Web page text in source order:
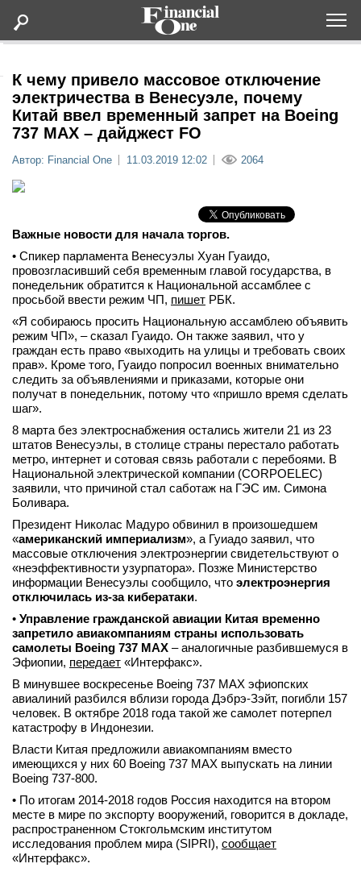
Статьи
Дайджесты
Мероприятия
Новости
Интервью
вконтакте
телеграм
Стать автором
Вход
К чему привело массовое отключение
электричества в Венесуэле, почему
Китай ввел временный запрет на Boeing
737 MАХ – дайджест FO
Автор: Financial One 11.03.2019 12:02 2064
Важные новости для начала торгов.
• Спикер парламента Венесуэлы Хуан Гуаидо,
провозгласивший себя временным главой государства, в
понедельник обратится к Национальной ассамблее с
просьбой ввести режим ЧП, пишет РБК.
«Я собираюсь просить Национальную ассамблею объявить
режим ЧП», – сказал Гуаидо. Он также заявил, что у
граждан есть право «выходить на улицы и требовать своих
прав». Кроме того, Гуаидо попросил военных внимательно
следить за объявлениями и приказами, которые они
получат в понедельник, потому что «пришло время сделать
шаг».
8 марта без электроснабжения остались жители 21 из 23
штатов Венесуэлы, в столице страны перестало работать
метро, интернет и сотовая связь работали с перебоями. В
Национальной электрической компании (CORPOELEC)
заявили, что причиной стал саботаж на ГЭС им. Симона
Боливара.
Президент Николас Мадуро обвинил в произошедшем
«американский империализм», а Гуиадо заявил, что
массовые отключения электроэнергии свидетельствуют о
«неэффективности узурпатора». Позже Министерство
информации Венесуэлы сообщило, что электроэнергия
отключилась из-за кибератаки.
• Управление гражданской авиации Китая временно
запретило авиакомпаниям страны использовать
самолеты Boeing 737 MАХ – аналогичные разбившемуся в
Эфиопии, передает «Интерфакс».
В минувшее воскресенье Boeing 737 MАХ эфиопских
авиалиний разбился вблизи города Дэбрэ-Зэйт, погибли 157
человек. В октябре 2018 года такой же самолет потерпел
катастрофу в Индонезии.
Власти Китая предложили авиакомпаниям вместо
имеющихся у них 60 Boeing 737 MАХ выпускать на линии
Boeing 737-800.
• По итогам 2014-2018 годов Россия находится на втором
месте в мире по экспорту вооружений, говорится в докладе,
распространенном Стокгольмским институтом
исследования проблем мира (SIPRI), сообщает
«Интерфакс».